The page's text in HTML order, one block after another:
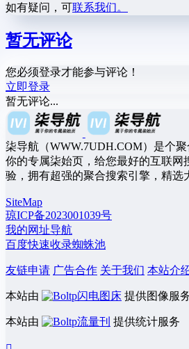
如有疑问，可联系我们。
暂无评论
您必须登录才能参与评论！
立即登录
暂无评论...
柒导航（WWW.7UDH.COM）是个
你的专属柒始页，给您最好的互联网
验，拥有超强的聚合搜索引擎，精选
SiteMap
琼ICP备2023001039号
我的网址导航
百度快速收录蜘蛛池
友链申请 广告合作 关于我们 本站介
本站由 闪电图床 提供图像服
本站由 流量刊 提供统计服务